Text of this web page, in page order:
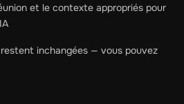
et le contexte appropriés pour
inchangées — vous pouvez